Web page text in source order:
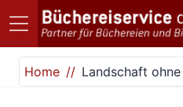
Direkt zum Inhalt
Home
Landschaft